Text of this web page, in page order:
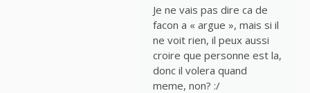
Je ne vais pas dire ca de
facon a « argue », mais si il
ne voit rien, il peux aussi
croire que personne est la,
donc il volera quand
meme, non? :/